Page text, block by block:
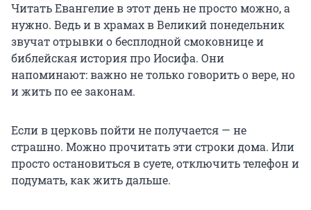
Читать Евангелие в этот день не просто можно, а
нужно. Ведь и в храмах в Великий понедельник
звучат отрывки о бесплодной смоковнице и
библейская история про Иосифа. Они
напоминают: важно не только говорить о вере, но
и жить по ее законам.
Если в церковь пойти не получается — не
страшно. Можно прочитать эти строки дома. Или
просто остановиться в суете, отключить телефон и
подумать, как жить дальше.